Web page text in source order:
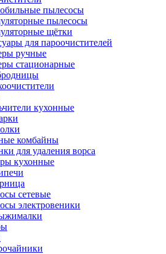
пылесосы
пылесосы
щётки
для пароочистителей
ручные
стационарные
кухонные
комбайны
для удаления ворса
кухонные
сетевые
электровеники